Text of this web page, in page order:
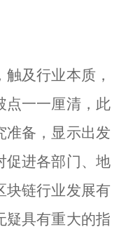
及行业本质，
点一一厘清，此
准备，显示出发
促进各部门、地
块链行业发展有
疑具有重大的指